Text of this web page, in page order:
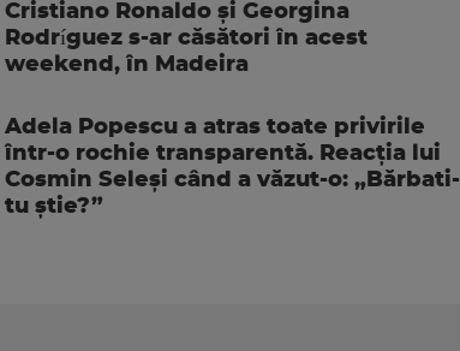
Cristiano Ronaldo și Georgina
Rodríguez s-ar căsători în acest
weekend, în Madeira
Adela Popescu a atras toate privirile
într-o rochie transparentă. Reacția lui
Cosmin Seleși când a văzut-o: „Bărbati-
tu știe?”